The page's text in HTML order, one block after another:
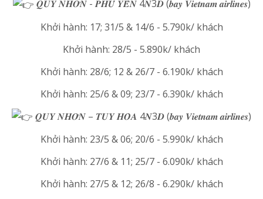
𝑸𝑼𝒀 𝑵𝑯𝑶̛𝑵 - 𝑷𝑯𝑼́ 𝒀𝑬̂𝑵 4𝑵3𝑫 (𝒃𝒂𝒚 𝑽𝒊𝒆𝒕𝒏𝒂𝒎 𝒂𝒊𝒓𝒍𝒊𝒏𝒆𝒔)
Khởi hành: 17; 31/5 & 14/6 - 5.790k/ khách
Khởi hành: 28/5 - 5.890k/ khách
Khởi hành: 28/6; 12 & 26/7 - 6.190k/ khách
Khởi hành: 25/6 & 09; 23/7 - 6.390k/ khách
𝑸𝑼𝒀 𝑵𝑯𝑶̛𝑵 – 𝑻𝑼𝒀 𝑯𝑶̀𝑨 4𝑵3𝑫 (𝒃𝒂𝒚 𝑽𝒊𝒆𝒕𝒏𝒂𝒎 𝒂𝒊𝒓𝒍𝒊𝒏𝒆𝒔)
Khởi hành: 23/5 & 06; 20/6 - 5.990k/ khách
Khởi hành: 27/6 & 11; 25/7 - 6.090k/ khách
Khởi hành: 27/5 & 12; 26/8 - 6.290k/ khách